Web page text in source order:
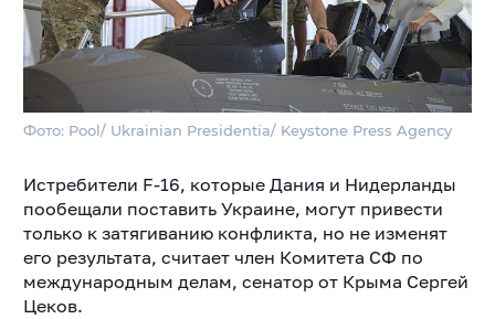
Фото: Pool/ Ukrainian Presidentia/ Keystone Press Agency
Истребители F-16, которые Дания и Нидерланды
пообещали поставить Украине, могут привести
только к затягиванию конфликта, но не изменят
его результата, считает член Комитета СФ по
международным делам, сенатор от Крыма Сергей
Цеков.